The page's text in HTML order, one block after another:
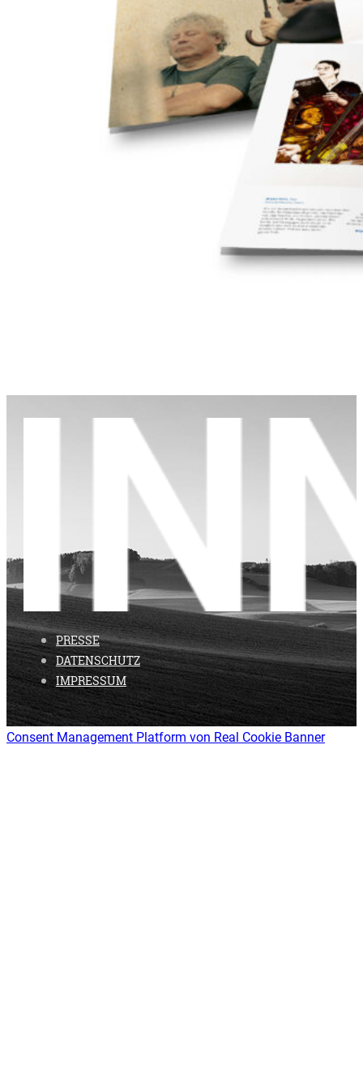
PRESSE
DATENSCHUTZ
IMPRESSUM
Consent Management Platform von Real Cookie Banner